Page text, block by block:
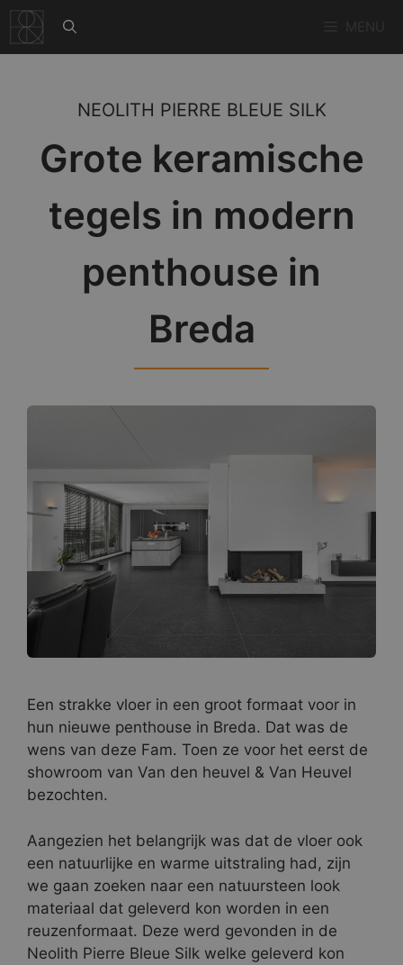
naar
de
NEOLITH PIERRE BLEUE SILK
Grote keramische
tegels in modern
penthouse in
Breda
Een strakke vloer in een groot formaat voor in
hun nieuwe penthouse in Breda. Dat was de
wens van deze Fam. Toen ze voor het eerst de
showroom van Van den heuvel & Van Heuvel
bezochten.
Aangezien het belangrijk was dat de vloer ook
een natuurlijke en warme uitstraling had, zijn
we gaan zoeken naar een natuursteen look
materiaal dat geleverd kon worden in een
reuzenformaat. Deze werd gevonden in de
Neolith Pierre Bleue Silk welke geleverd kon